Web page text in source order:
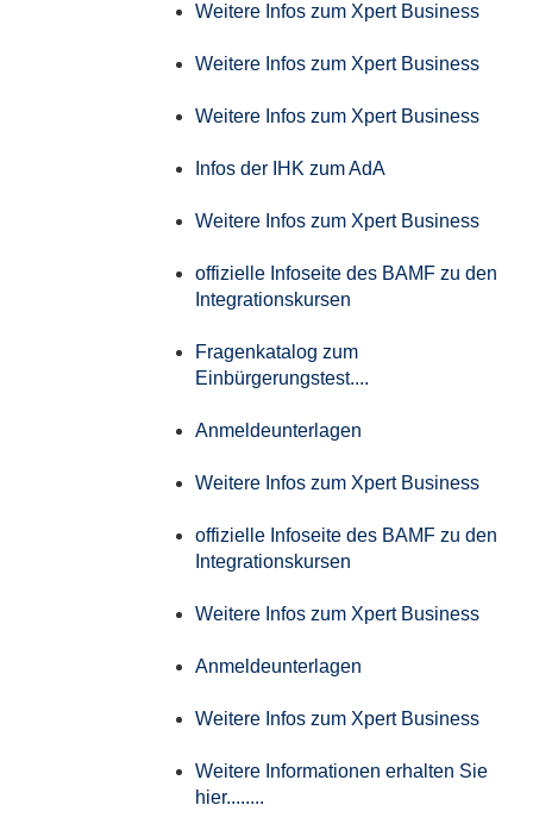
Weitere Infos zum Xpert Business
Weitere Infos zum Xpert Business
Weitere Infos zum Xpert Business
Infos der IHK zum AdA
Weitere Infos zum Xpert Business
offizielle Infoseite des BAMF zu den
Integrationskursen
Fragenkatalog zum
Einbürgerungstest....
Anmeldeunterlagen
Weitere Infos zum Xpert Business
offizielle Infoseite des BAMF zu den
Integrationskursen
Weitere Infos zum Xpert Business
Anmeldeunterlagen
Weitere Infos zum Xpert Business
Weitere Informationen erhalten Sie
hier........